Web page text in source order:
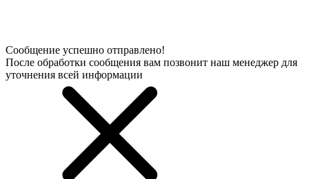
Сообщение успешно отправлено!
После обработки сообщения вам позвонит наш менеджер для
уточнения всей информации